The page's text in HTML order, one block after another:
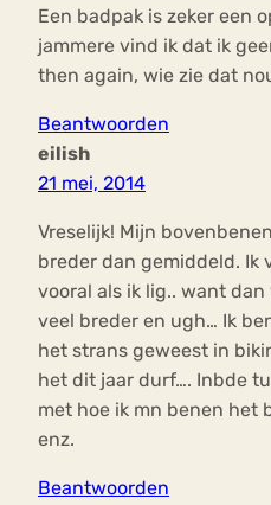
Een badpak is zeker een
jammere vind ik dat ik
then again, wie zie dat
Beantwoorden
eilish
21 mei, 2014
Vreselijk! Mijn
breder dan gemiddeld. Ik
vooral als ik lig.. want
veel breder en ugh… Ik
het strans geweest in
het dit jaar durf…. Inbde
met hoe ik mn benen het
enz.
Beantwoorden